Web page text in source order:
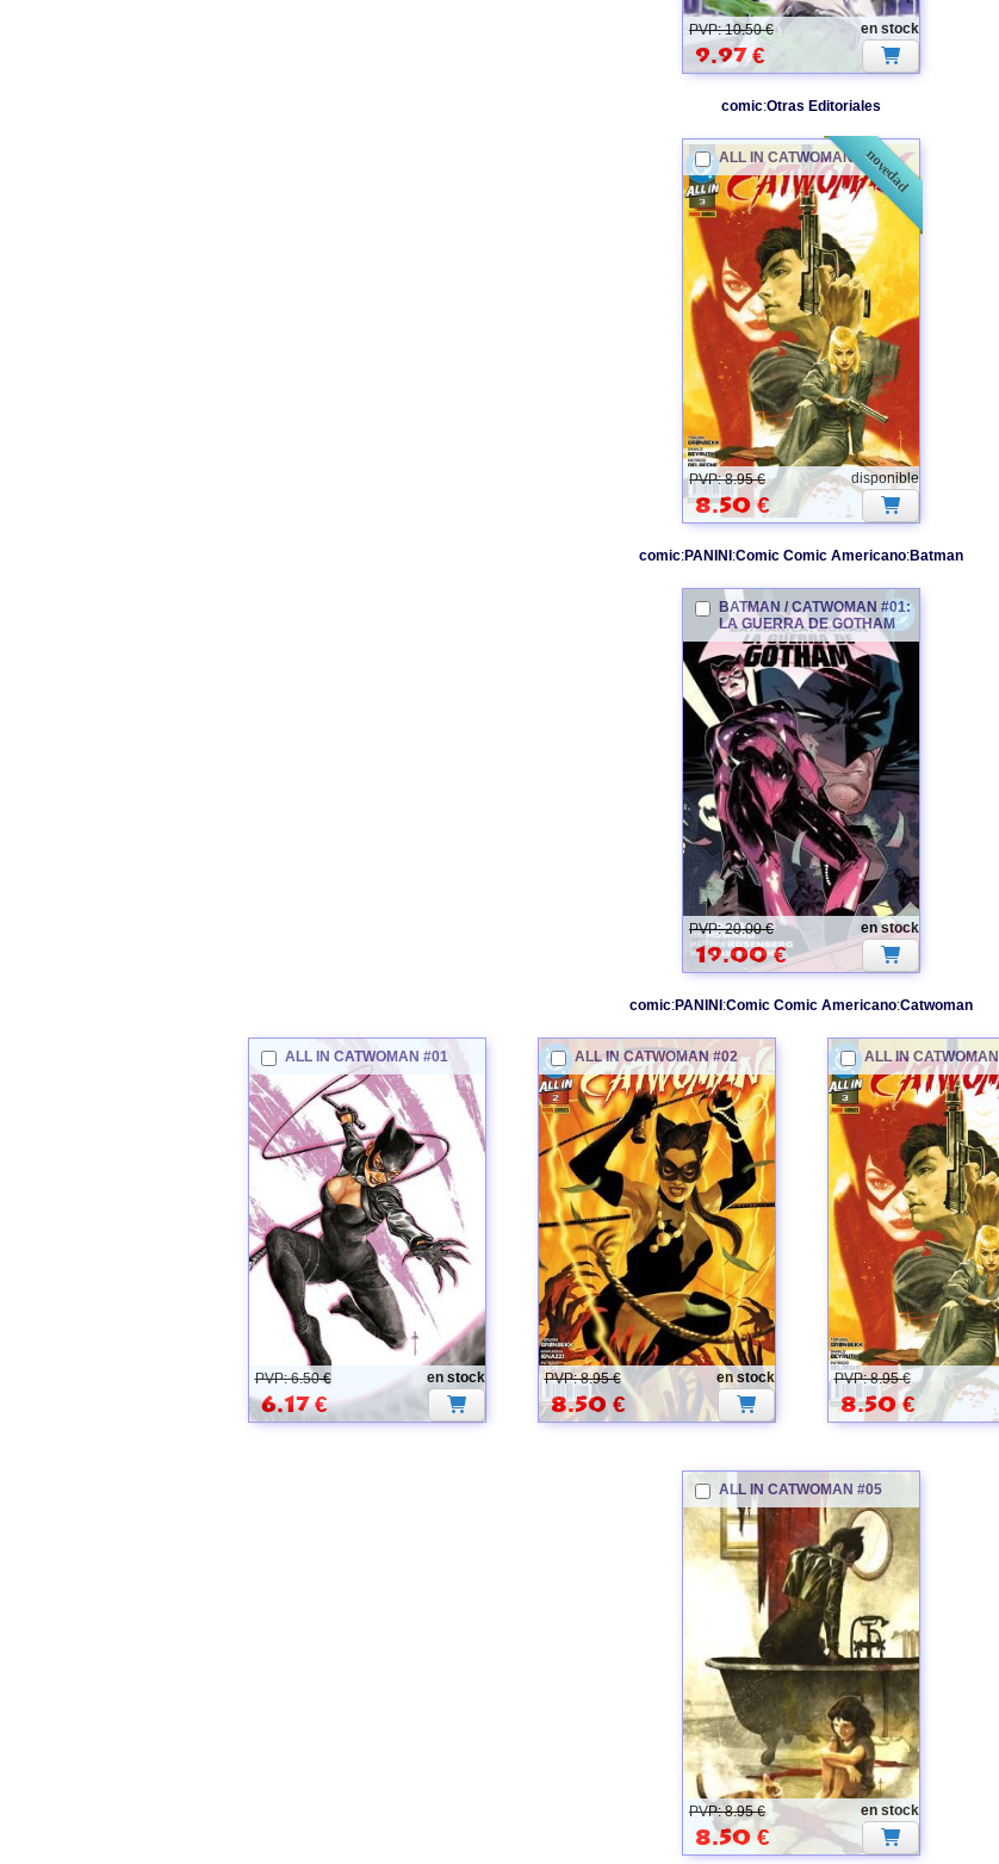
en stock
PVP: 10.50 €
9.97 €
comic:Otras Editoriales
ALL IN CATWOMAN 03
novedad
disponible
PVP: 8.95 €
8.50€
comic:PANINI:Comic Comic Americano:Batman
BATMAN / CATWOMAN #01:
LA GUERRA DE GOTHAM
en stock
PVP: 20.00 €
19.00€
comic:PANINI:Comic Comic Americano:Catwoman
ALL IN CATWOMAN #01
CATWOMAN
en stock
PVP: 6.50 €
6.17€
ALL INCATWOMAN #02
CATWOMAN
en stock
PVP: 8.95 €
8.50€
ALL INCATWOMAN
CATWOMAN
PVP: 8.95 €
8.50€
ALL IN CATWOMAN #05
CATWOMAN
en stock
PVP: 8.95 €
8.50 €